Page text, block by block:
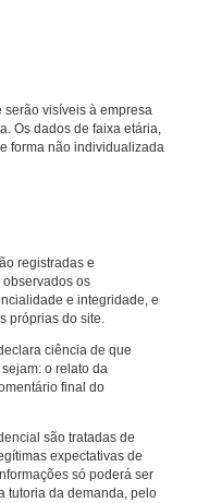
serão visíveis à empresa
Os dados de faixa etária,
forma não individualizada
registradas e
os
e integridade, e
próprias do site.
ciência de que
o relato da
final do
são tratadas de
expectativas de
só poderá ser
tutoria da demanda, pelo